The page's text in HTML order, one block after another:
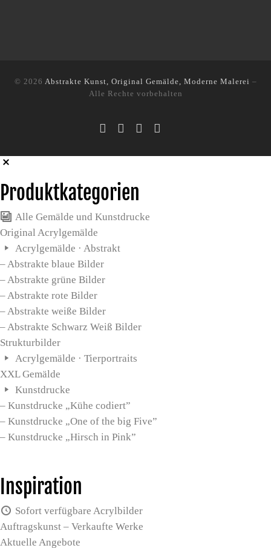
© 2026 Abstrakte Kunst, Original Gemälde, Moderne Malerei –
Alle Rechte vorbehalten
Produktkategorien
Alle Gemälde und Kunstdrucke
Original Acrylgemälde
Acrylgemälde · Abstrakt
– Abstrakte blaue Bilder
– Abstrakte grüne Bilder
– Abstrakte rote Bilder
– Abstrakte weiße Bilder
– Abstrakte Schwarz Weiß Bilder
Strukturbilder
Acrylgemälde · Tierportraits
XXL Gemälde
Kunstdrucke
– Kunstdrucke „Kühe codiert”
– Kunstdrucke „One of the big Five”
– Kunstdrucke „Hirsch in Pink”
Inspiration
Sofort verfügbare Acrylbilder
Auftragskunst – Verkaufte Werke
Aktuelle Angebote